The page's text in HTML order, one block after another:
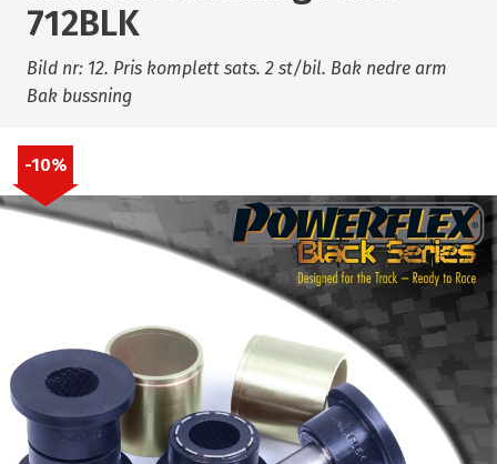
712BLK
Bild nr: 12. Pris komplett sats. 2 st/bil. Bak nedre arm
Bak bussning
10%